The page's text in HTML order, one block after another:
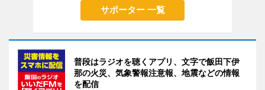
サポーター 一覧
普段はラジオを聴くアプリ、文字で飯田下伊
那の火災、気象警報注意報、地震などの情報
を配信